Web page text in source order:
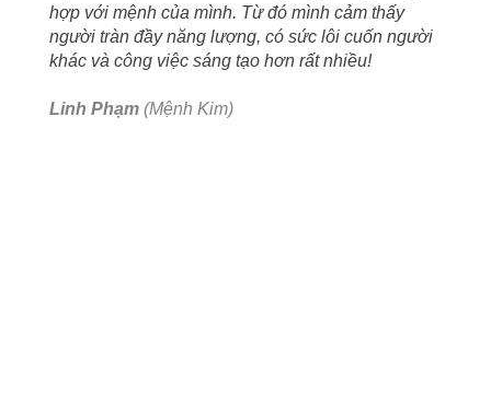
hợp với mệnh của mình. Từ đó mình cảm thấy
người tràn đầy năng lượng, có sức lôi cuốn người
khác và công việc sáng tạo hơn rất nhiều!
Linh Phạm (Mệnh Kim)